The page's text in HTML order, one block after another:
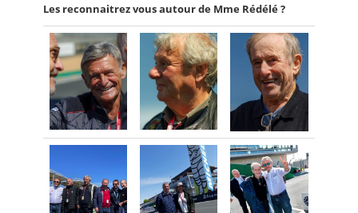
Les reconnaitrez vous autour de Mme Rédélé ?